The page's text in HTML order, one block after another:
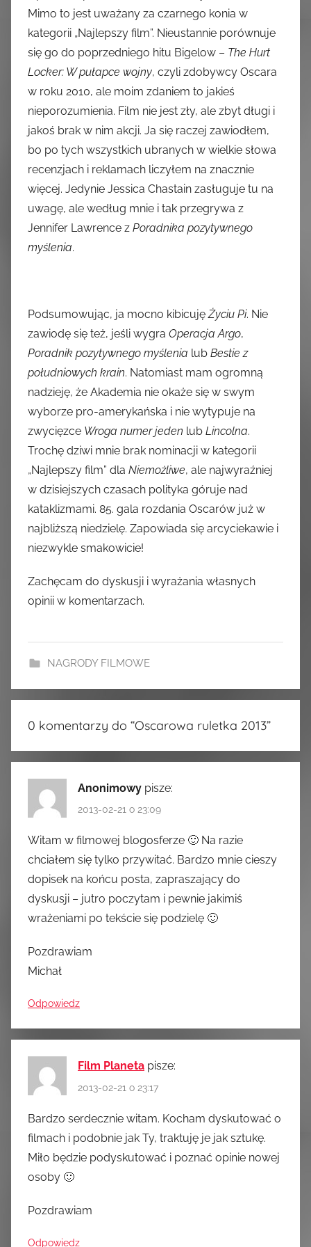
Mimo to jest uważany za czarnego konia w
kategorii „Najlepszy film”. Nieustannie porównuje
się go do poprzedniego hitu Bigelow – The Hurt
Locker: W pułapce wojny, czyli zdobywcy Oscara
w roku 2010, ale moim zdaniem to jakieś
nieporozumienia. Film nie jest zły, ale zbyt długi i
jakoś brak w nim akcji. Ja się raczej zawiodłem,
bo po tych wszystkich ubranych w wielkie słowa
recenzjach i reklamach liczyłem na znacznie
więcej. Jedynie Jessica Chastain zasługuje tu na
uwagę, ale według mnie i tak przegrywa z
Jennifer Lawrence z Poradnika pozytywnego
myślenia.
Podsumowując, ja mocno kibicujęŻyciu Pi. Nie
zawiodę się też, jeśli wygra Operacja Argo,
Poradnik pozytywnego myślenia lub Bestie z
południowych krain. Natomiast mam ogromną
nadzieję, że Akademia nie okaże się w swym
wyborze pro-amerykańska i nie wytypuje na
zwycięzce Wroga numer jeden lub Lincolna.
Trochę dziwi mnie brak nominacji w kategorii
„Najlepszy film” dla Niemożliwe, ale najwyraźniej
w dzisiejszych czasach polityka góruje nad
kataklizmami. 85. gala rozdania Oscarów już w
najbliższą niedzielę. Zapowiada się arcyciekawie i
niezwykle smakowicie!
Zachęcam do dyskusji i wyrażania własnych
opinii w komentarzach.
NAGRODY FILMOWE
0 komentarzy do “Oscarowa ruletka 2013”
Anonimowy pisze:
2013-02-21 o 23:09
Witam w filmowej blogosferze 🙂 Na razie
chciałem się tylko przywitać. Bardzo mnie cieszy
dopisek na końcu posta, zapraszający do
dyskusji – jutro poczytam i pewnie jakimiś
wrażeniami po tekście się podzielę 🙂
Pozdrawiam
Michał
Odpowiedz
Film Planeta pisze:
2013-02-21 o 23:17
Bardzo serdecznie witam. Kocham dyskutować o
filmach i podobnie jak Ty, traktuję je jak sztukę.
Miło będzie podyskutować i poznać opinie nowej
osoby 🙂
Pozdrawiam
Odpowiedz